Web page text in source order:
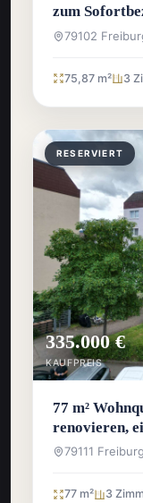
zum
79102
75,87 m² 3
RESERVIERT
335.000 €
KAUFPREIS
77 m²
renovieren,
79111
77 m² 3